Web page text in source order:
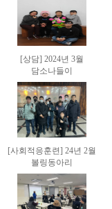
[상담] 2024년 3월
담소나들이
[사회적응훈련] 24년 2월
볼링동아리